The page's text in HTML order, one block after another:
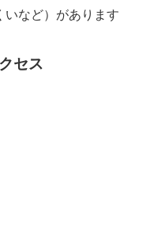
など）があります
セス